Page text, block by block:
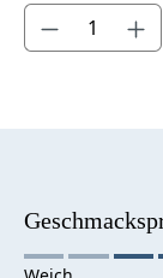
Produkt Anzahl: